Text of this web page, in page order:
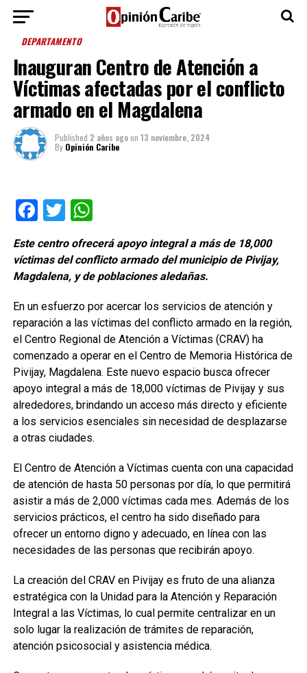
DEPARTAMENTO
Inauguran Centro de Atención a
Víctimas afectadas por el conflicto
armado en el Magdalena
Published 2 años agoon 13 noviembre, 2024
By Opinión Caribe
Facebook
TwitterWhatsApp
Este centro ofrecerá apoyo integral a más de 18,000
víctimas del conflicto armado del municipio de Pivijay,
Magdalena, y de poblaciones aledañas.
En un esfuerzo por acercar los servicios de atención y
reparación a las víctimas del conflicto armado en la región,
el Centro Regional de Atención a Víctimas (CRAV) ha
comenzado a operar en el Centro de Memoria Histórica de
Pivijay, Magdalena. Este nuevo espacio busca ofrecer
apoyo integral a más de 18,000 víctimas de Pivijay y sus
alrededores, brindando un acceso más directo y eficiente
a los servicios esenciales sin necesidad de desplazarse
a otras ciudades.
El Centro de Atención a Víctimas cuenta con una capacidad
de atención de hasta 50 personas por día, lo que permitirá
asistir a más de 2,000 víctimas cada mes. Además de los
servicios prácticos, el centro ha sido diseñado para
ofrecer un entorno digno y adecuado, en línea con las
necesidades de las personas que recibirán apoyo.
La creación del CRAV en Pivijay es fruto de una alianza
estratégica con la Unidad para la Atención y Reparación
Integral a las Víctimas, lo cual permite centralizar en un
solo lugar la realización de trámites de reparación,
atención psicosocial y asistencia médica.